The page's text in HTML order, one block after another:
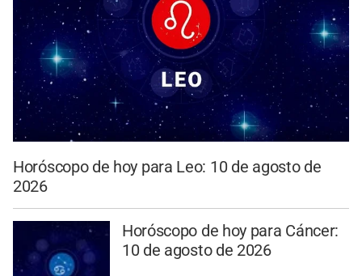
Horóscopo de hoy para Leo: 10 de agosto de
2026
Horóscopo de hoy para Cáncer:
10 de agosto de 2026